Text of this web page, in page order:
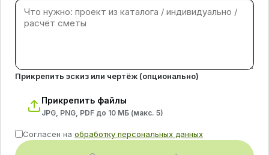
Прикрепить эскиз или чертёж (опционально)
Прикрепить файлы
JPG, PNG, PDF до 10 МБ (макс. 5)
Согласен на обработку персональных данных